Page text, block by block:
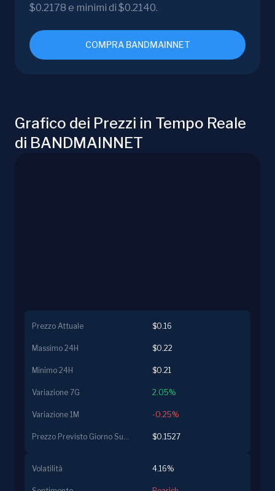
$0.2178 e minimi di $0.2140.
COMPRA BANDMAINNET
Grafico dei Prezzi in Tempo Reale
di BANDMAINNET
Prezzo Attuale $0.16
Massimo 24H $0.22
Minimo 24H $0.21
Variazione 7G 2.05%
Variazione 1M -0.25%
Prezzo Previsto Giorno Successivo $0.1527
Volatilità 4.16%